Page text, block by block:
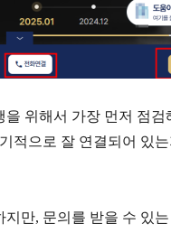
을 위해서 가장 먼저 점
적으로 잘 연결되어 있
지만, 문의를 받을 수 있는